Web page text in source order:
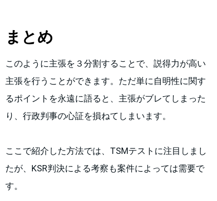
まとめ
このように主張を３分割することで、説得力が高い
主張を行うことができます。ただ単に自明性に関す
るポイントを永遠に語ると、主張がブレてしまった
り、行政判事の心証を損ねてしまいます。
ここで紹介した方法では、TSMテストに注目しまし
たが、KSR判決による考察も案件によっては需要で
す。